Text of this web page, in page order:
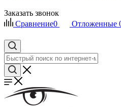
Заказать звонок
Сравнение0 Отложенные